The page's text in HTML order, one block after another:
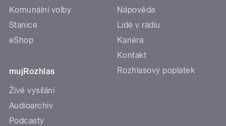
Komunální volby
Stanice
eShop
mujRozhlas
Živé vysílání
Audioarchiv
Podcasty
Nápověda
Lidé v rádiu
Kariéra
Kontakt
Rozhlasový poplatek